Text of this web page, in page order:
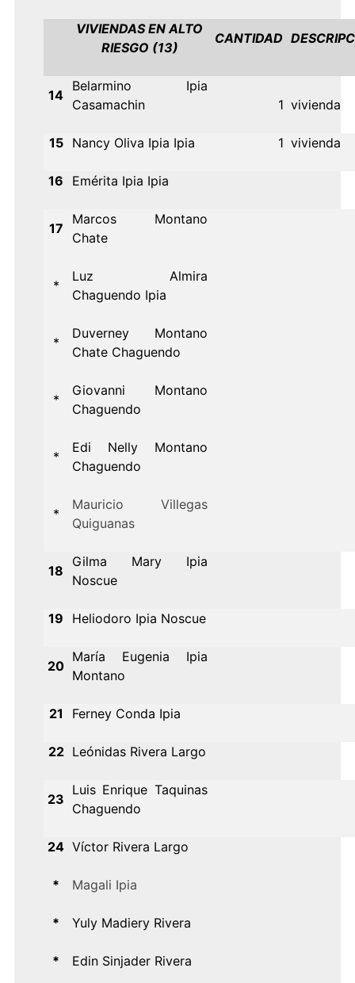
VIVIENDAS EN ALTO
RIESGO (13)
CANTIDAD
14
Belarmino Ipia
Casamachin
1 vivienda
15 Nancy Oliva Ipia Ipia 1 vivienda
16 Emérita Ipia Ipia
17
Marcos Montano
Chate
*
Luz Almira
Chaguendo Ipia
*
Duverney Montano
Chate Chaguendo
*
Giovanni Montano
Chaguendo
*
Edi Nelly Montano
Chaguendo
*
Mauricio Villegas
Quiguanas
18
Gilma Mary Ipia
Noscue
19 Heliodoro Ipia Noscue
20
María Eugenia Ipia
Montano
21 Ferney Conda Ipia
22 Leónidas Rivera Largo
23
Luis Enrique Taquinas
Chaguendo
24 Víctor Rivera Largo
* Magali Ipia
* Yuly Madiery Rivera
* Edin Sinjader Rivera